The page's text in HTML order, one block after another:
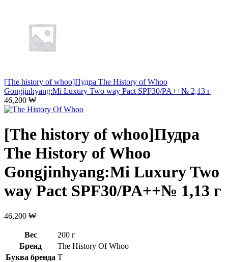
[The history of whoo]Пудра The History of Whoo
Gongjinhyang:Mi Luxury Two way Pact SPF30/PA++№ 2,13 г
46,200 ₩
[The history of whoo]Пудра
The History of Whoo
Gongjinhyang:Mi Luxury Two
way Pact SPF30/PA++№ 1,13 г
46,200 ₩
Вес
200 г
Бренд
The History Of Whoo
Буква бренда T